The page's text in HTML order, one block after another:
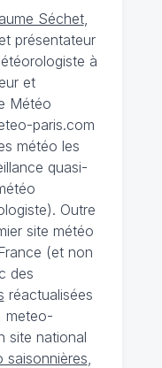
Séchet,
et présentateur
à
et
Météo
paris.com
météo les
quasi-
Outre
site météo
(et non
des
réactualisées
meteo-
site national
saisonnières,